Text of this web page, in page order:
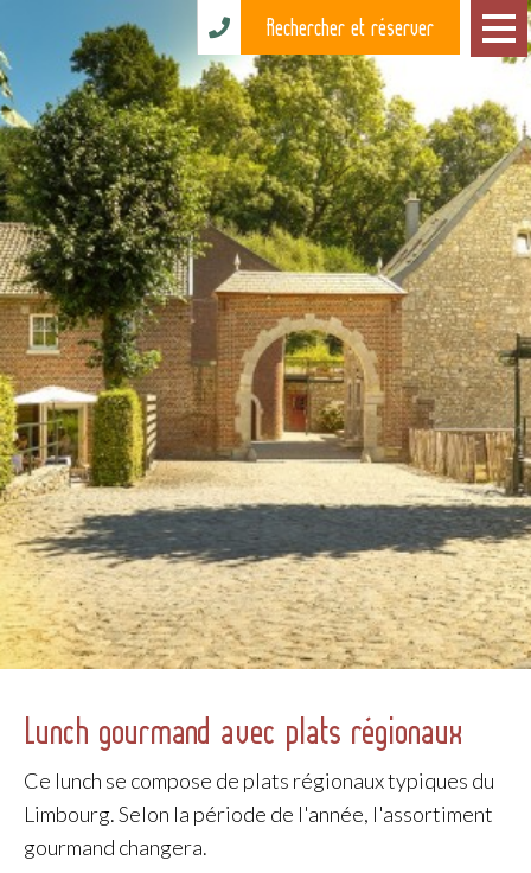
Rechercher et réserver
Lunch gourmand avec plats régionaux
Ce lunch se compose de plats régionaux typiques du
Limbourg. Selon la période de l'année, l'assortiment
gourmand changera.